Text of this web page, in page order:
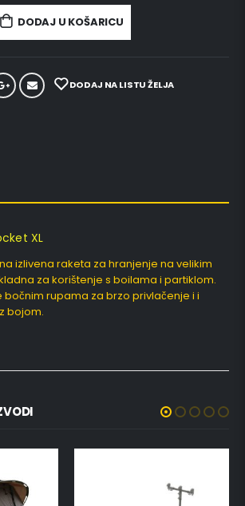
DODAJ U KOŠARICU
DODAJ NA LISTU ŽELJA
XL
izlivena raketa za hranjenje na velikim
za korištenje s boilama i partiklom.
rupama za brzo privlačenje i i
bojom.